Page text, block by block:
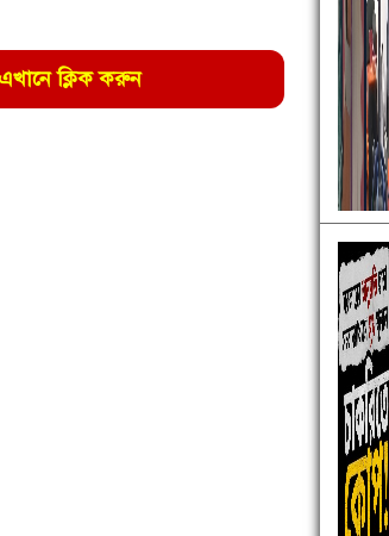
ক্লিক করুন